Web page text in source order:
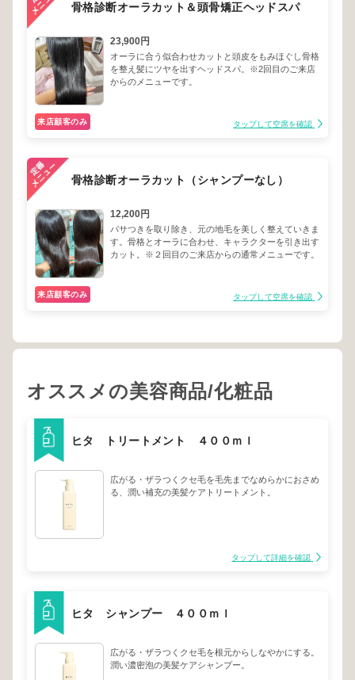
骨格診断オーラカット＆頭骨矯正ヘッドスパ
23,900円
オーラに合う似合わせカットと頭皮をもみほぐし骨格
を整え髪にツヤを出すヘッドスパ。※2回目のご来店
からのメニューです。
来店顧客のみ タップして空席を確認
骨格診断オーラカット（シャンプーなし）
12,200円
パサつきを取り除き、元の地毛を美しく整えていきま
す。骨格とオーラに合わせ、キャラクターを引き出す
カット。※２回目のご来店からの通常メニューです。
来店顧客のみ タップして空席を確認
オススメの美容商品/化粧品
ヒタ トリートメント ４００ｍｌ
広がる・ザラつくクセ毛を毛先までなめらかにおさめ
る、潤い補充の美髪ケアトリートメント。
タップして詳細を確認
ヒタ シャンプー ４００ｍｌ
広がる・ザラつくクセ毛を根元からしなやかにする。
潤い濃密泡の美髪ケアシャンプー。